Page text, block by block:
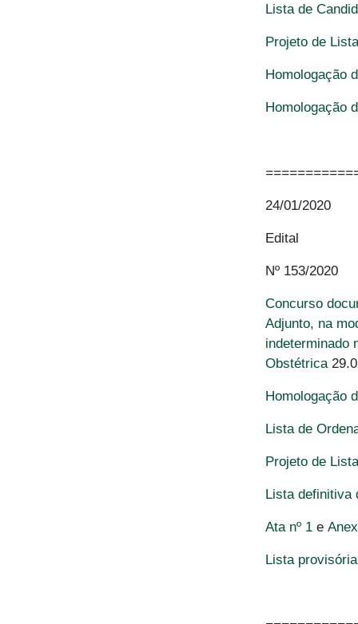
Lista de
Projeto de
Homologação
Homologação
24/01/2020
Edital
Nº 153/2020
Concurso
Adjunto, na
indeterminado
Obstétrica
Homologação
Lista de
Projeto de
Lista definitiva
Ata nº 1 e
Lista